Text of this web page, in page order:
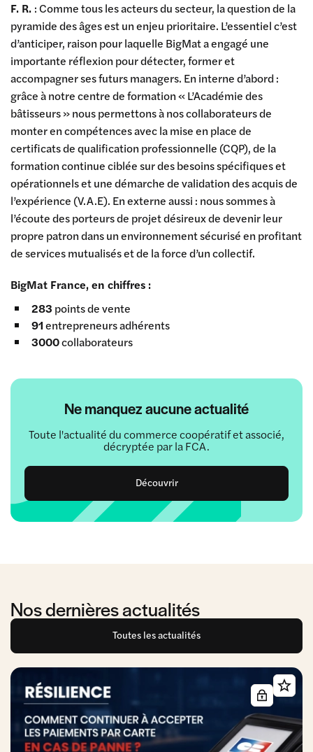
Ne manquez aucune actualité
Toute l'actualité du commerce coopératif et associé,
décryptée par la FCA.
Découvrir
F. R. : Comme tous les acteurs du secteur, la question de la
pyramide des âges est un enjeu prioritaire. L’essentiel c’est
d’anticiper, raison pour laquelle BigMat a engagé une
importante réflexion pour détecter, former et
accompagner ses futurs managers. En interne d’abord :
grâce à notre centre de formation « L’Académie des
bâtisseurs » nous permettons à nos collaborateurs de
monter en compétences avec la mise en place de
certificats de qualification professionnelle (CQP), de la
formation continue ciblée sur des besoins spécifiques et
opérationnels et une démarche de validation des acquis de
l’expérience (V.A.E). En externe aussi : nous sommes à
l’écoute des porteurs de projet désireux de devenir leur
propre patron dans un environnement sécurisé en profitant
de services mutualisés et de la force d’un collectif.
BigMat France, en chiffres :
283 points de vente
91entrepreneurs adhérents
3000collaborateurs
Nos dernières actualités
Toutes les actualités